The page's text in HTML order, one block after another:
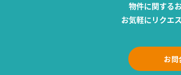
物件に関する
お気軽にリクエ
お問